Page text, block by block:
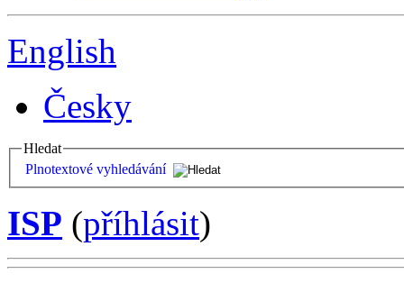
English
Česky
Hledat
Plnotextové vyhledávání
ISP (příhlásit)